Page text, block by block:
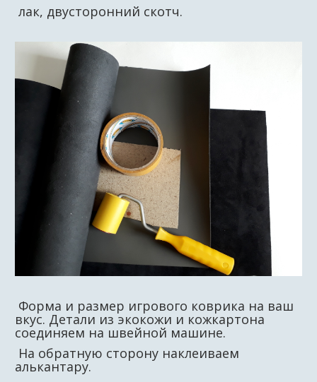
лак, двусторонний скотч.
Форма и размер игрового коврика на ваш
вкус. Детали из экокожи и кожкартона
соединяем на швейной машине.
На обратную сторону наклеиваем
алькантару.